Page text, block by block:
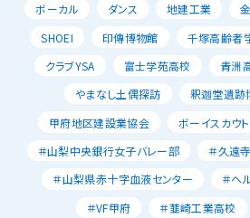
ボーカル
ダンス 地建工業
SHOEI
印傳博物館 千塚高齢者
クラブYSA
富士学苑高校 青洲
やまなし土偶探訪
釈迦堂遺跡
甲府地区建設業協会
ボーイスカウト
＃山梨中央銀行女子バレー部
＃久遠寺
＃山梨県赤十字血液センター
＃ヘ
＃VF甲府
＃韮崎工業高校